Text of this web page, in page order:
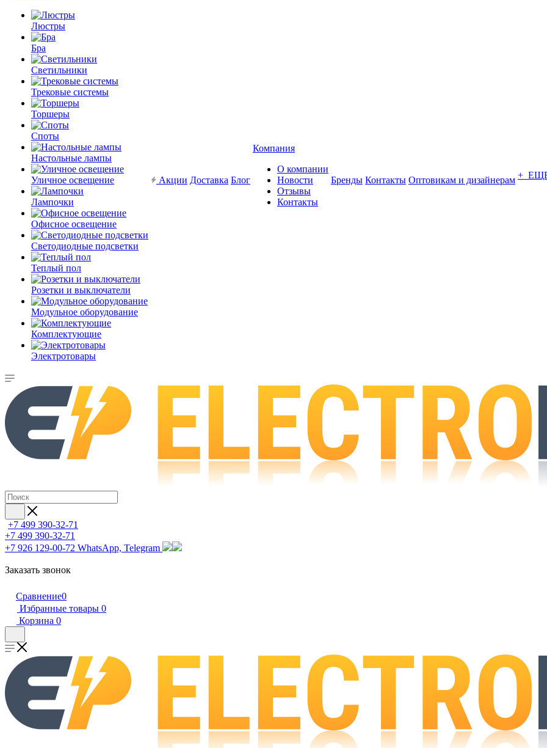
Люстры
Бра
Светильники
Трековые системы
Торшеры
Споты
Настольные лампы
Уличное освещение
Лампочки
Офисное освещение
Светодиодные подсветки
Теплый пол
Розетки и выключатели
Модульное оборудование
Комплектующие
Электротовары
Акции Доставка Блог
Компания
О компании
Новости
Отзывы
Контакты
Бренды Контакты Оптовикам и дизайнерам +
+7 499 390-32-71
+7 499 390-32-71
+7 926 129-00-72 WhatsApp, Telegram
Заказать звонок
Сравнение0
Избранные товары 0
Корзина 0